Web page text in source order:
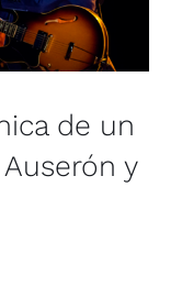
de un
y